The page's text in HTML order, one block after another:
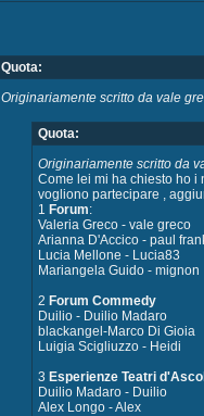
Quota:
Originariamente scritto da vale
Quota:
Originariamente scritto da
Come lei mi ha chiesto ho i
vogliono partecipare ,
1 Forum:
Valeria Greco - vale greco
Arianna D'Accico - paul
Lucia Mellone - Lucia83
Mariangela Guido - mignon
2 Forum Commedy
Duilio - Duilio Madaro
blackangel-Marco Di Gioia
Luigia Scigliuzzo - Heidi
3 Esperienze Teatri
Duilio Madaro - Duilio
Alex Longo - Alex